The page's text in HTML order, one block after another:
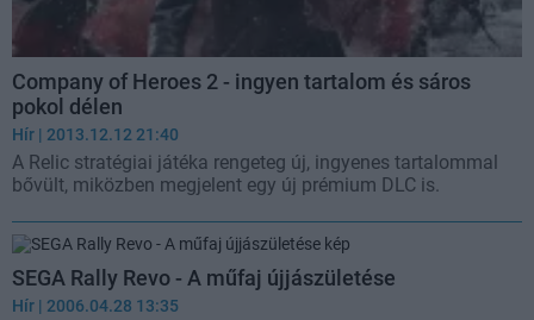
Company of Heroes 2 - ingyen tartalom és sáros
pokol délen
Hír | 2013.12.12 21:40
A Relic stratégiai játéka rengeteg új, ingyenes tartalommal
bővült, miközben megjelent egy új prémium DLC is.
SEGA Rally Revo - A műfaj újjászületése
Hír | 2006.04.28 13:35